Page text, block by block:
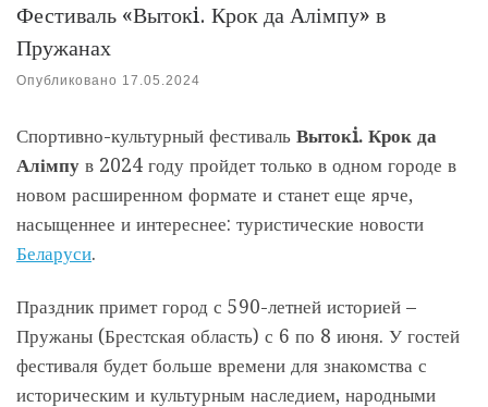
Фестиваль «Вытокi. Крок да Алімпу» в
Пружанах
Опубликовано 17.05.2024
Спортивно-культурный фестиваль Вытокi. Крок да
Алімпу в 2024 году пройдет только в одном городе в
новом расширенном формате и станет еще ярче,
насыщеннее и интереснее: туристические новости
Беларуси.
Праздник примет город с 590-летней историей –
Пружаны (Брестская область) с 6 по 8 июня. У гостей
фестиваля будет больше времени для знакомства с
историческим и культурным наследием, народными